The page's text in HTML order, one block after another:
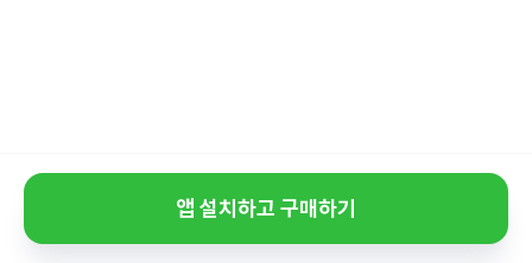
앱 설치하고 구매하기